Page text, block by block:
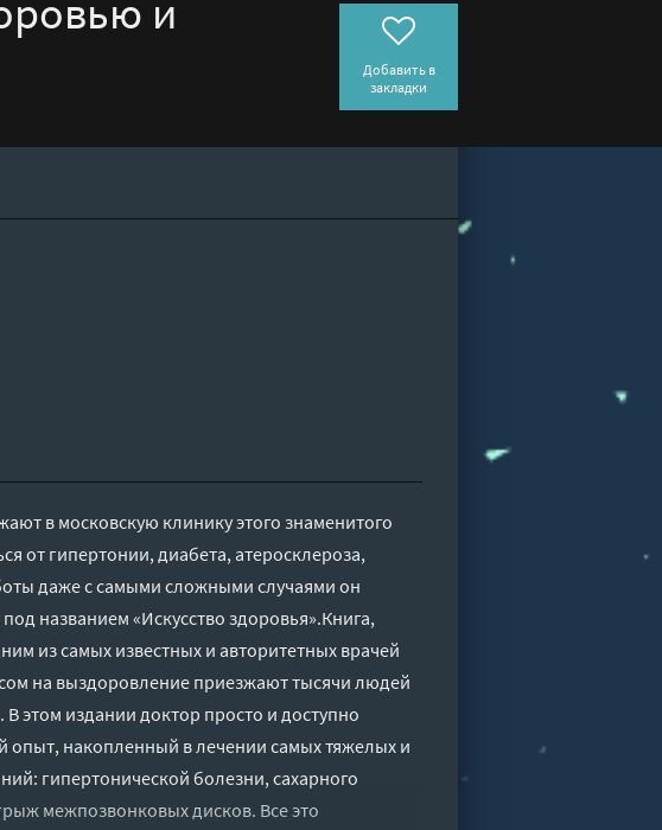
и
Добавить в
закладки
в московскую клинику этого знаменитого
от гипертонии, диабета, атеросклероза,
даже с самыми сложными случаями он
названием «Искусство здоровья».Книга,
из самых известных и авторитетных врачей
на выздоровление приезжают тысячи людей
этом издании доктор просто и доступно
опыт, накопленный в лечении самых тяжелых и
гипертонической болезни, сахарного
межпозвонковых дисков. Все это